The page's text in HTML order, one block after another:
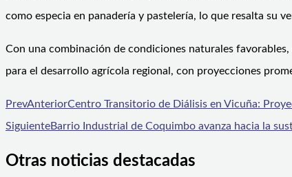
como especia en panadería y pastelería, lo que resalta su
Con una combinación de condiciones naturales
para el desarrollo agrícola regional, con proyecciones
PrevAnteriorCentro Transitorio de Diálisis en Vicuña:
SiguienteBarrio Industrial de Coquimbo avanza hacia la
Otras noticias destacadas